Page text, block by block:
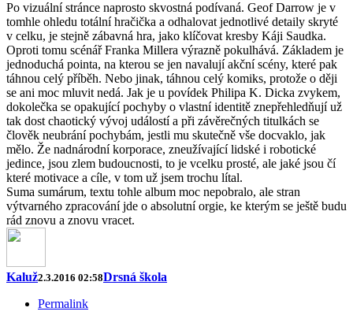
Po vizuální stránce naprosto skvostná podívaná. Geof Darrow je v
tomhle ohledu totální hračička a odhalovat jednotlivé detaily skryté
v celku, je stejně zábavná hra, jako klíčovat kresby Káji Saudka.
Oproti tomu scénář Franka Millera výrazně pokulhává. Základem je
jednoduchá pointa, na kterou se jen navalují akční scény, které pak
táhnou celý příběh. Nebo jinak, táhnou celý komiks, protože o ději
se ani moc mluvit nedá. Jak je u povídek Philipa K. Dicka zvykem,
dokolečka se opakující pochyby o vlastní identitě znepřehledňují už
tak dost chaotický vývoj událostí a při závěrečných titulkách se
člověk neubrání pochybám, jestli mu skutečně vše docvaklo, jak
mělo. Že nadnárodní korporace, zneužívající lidské i robotické
jedince, jsou zlem budoucnosti, to je vcelku prosté, ale jaké jsou čí
které motivace a cíle, v tom už jsem trochu lítal.
Suma sumárum, textu tohle album moc nepobralo, ale stran
výtvarného zpracování jde o absolutní orgie, ke kterým se ještě budu
rád znovu a znovu vracet.
Kaluž2.3.2016 02:58Drsná škola
Permalink